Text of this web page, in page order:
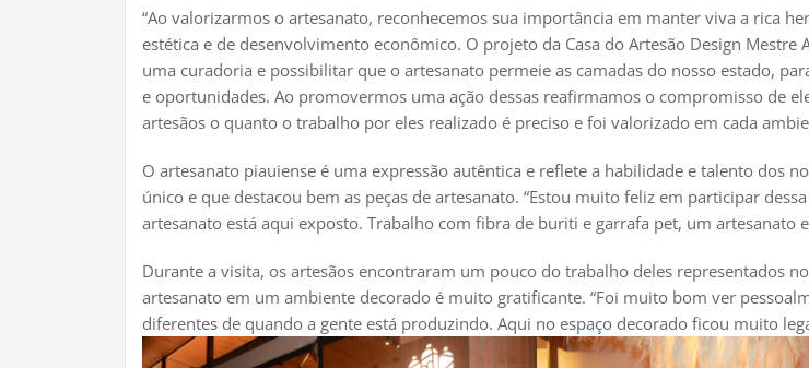
“Ao valorizarmos o artesanato, reconhecemos sua importância em manter viva a rica
estética e de desenvolvimento econômico. O projeto da Casa do Artesão Design
uma curadoria e possibilitar que o artesanato permeie as camadas do nosso estado,
e oportunidades. Ao promovermos uma ação dessas reafirmamos o compromisso de
artesãos o quanto o trabalho por eles realizado é preciso e foi valorizado em cada
O artesanato piauiense é uma expressão autêntica e reflete a habilidade e talento dos
único e que destacou bem as peças de artesanato. “Estou muito feliz em participar
artesanato está aqui exposto. Trabalho com fibra de buriti e garrafa pet, um artesanato
Durante a visita, os artesãos encontraram um pouco do trabalho deles representados
artesanato em um ambiente decorado é muito gratificante. “Foi muito bom ver
diferentes de quando a gente está produzindo. Aqui no espaço decorado ficou muito